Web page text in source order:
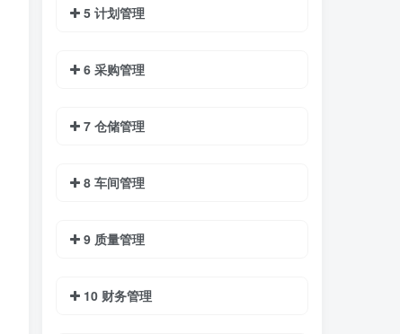
5 计划管理
6 采购管理
7 仓储管理
8 车间管理
9 质量管理
10 财务管理